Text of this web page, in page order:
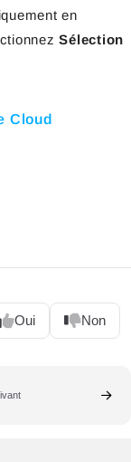
en
Sélection
Cloud
Oui Non